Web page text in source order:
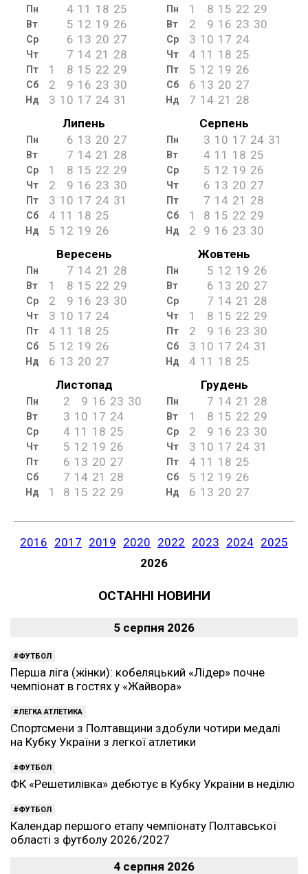
Пн 4 11 18 25
Вт 5 12 19 26
Ср 6 13 20 27
Чт 7 14 21 28
Пт 1 8 15 22 29
Сб 2 9 16 23 30
Нд 3 10 17 24 31
Пн 1 8 15 22 29
Вт 2 9 16 23 30
Ср 3 10 17 24
Чт 4 11 18 25
Пт 5 12 19 26
Сб 6 13 20 27
Нд 7 14 21 28
Липень
Пн 6 13 20 27
Вт 7 14 21 28
Ср 1 8 15 22 29
Чт 2 9 16 23 30
Пт 3 10 17 24 31
Сб 4 11 18 25
Нд 5 12 19 26
Серпень
Пн 3 10 17 24 31
Вт 4 11 18 25
Ср 5 12 19 26
Чт 6 13 20 27
Пт 7 14 21 28
Сб 1 8 15 22 29
Нд 2 9 16 23 30
Вересень
Пн 7 14 21 28
Вт 1 8 15 22 29
Ср 2 9 16 23 30
Чт 3 10 17 24
Пт 4 11 18 25
Сб 5 12 19 26
Нд 6 13 20 27
Жовтень
Пн 5 12 19 26
Вт 6 13 20 27
Ср 7 14 21 28
Чт 1 8 15 22 29
Пт 2 9 16 23 30
Сб 3 10 17 24 31
Нд 4 11 18 25
Листопад
Пн 2 9 16 23 30
Вт 3 10 17 24
Ср 4 11 18 25
Чт 5 12 19 26
Пт 6 13 20 27
Сб 7 14 21 28
Нд 1 8 15 22 29
Грудень
Пн 7 14 21 28
Вт 1 8 15 22 29
Ср 2 9 16 23 30
Чт 3 10 17 24 31
Пт 4 11 18 25
Сб 5 12 19 26
Нд 6 13 20 27
2016 2017 2019 2020 2022 2023 2024 2025
2026
ОСТАННІ НОВИНИ
5 серпня 2026
ФУТБОЛ
Перша ліга (жінки): кобеляцький «Лідер» почне
чемпіонат в гостях у «Жайвора»
ЛЕГКА АТЛЕТИКА
Спортсмени з Полтавщини здобули чотири медалі
на Кубку України з легкої атлетики
ФУТБОЛ
ФК «Решетилівка» дебютує в Кубку України в неділю
ФУТБОЛ
Календар першого етапу чемпіонату Полтавської
області з футболу 2026/2027
4 серпня 2026